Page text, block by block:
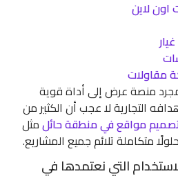
لاين
منصة عرض إلى أداة قوية
التجارية لا عجب أن الكثير من
مواقع في منطقة حائلمثل
متكاملة تلائم جميع المشاريع.
التي نعتمدها في